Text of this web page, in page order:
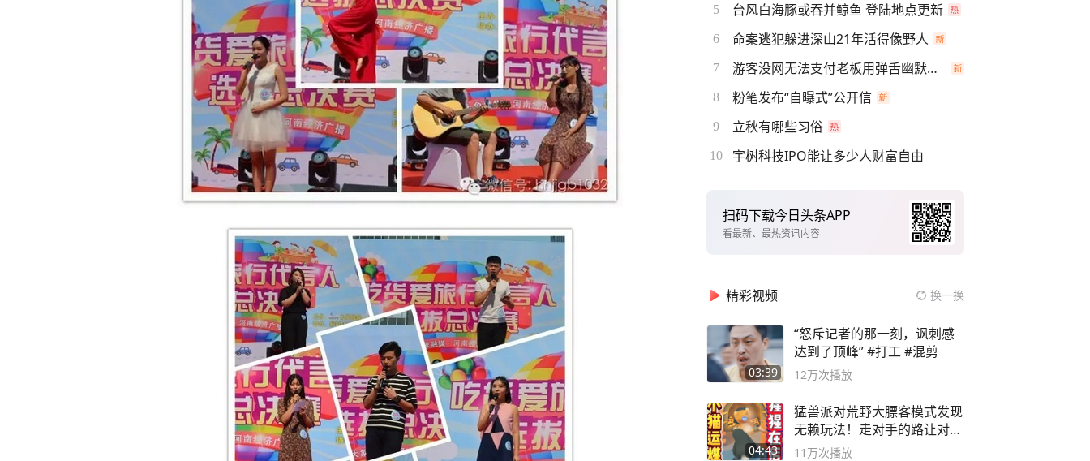
5 台风白海豚或吞并鲸鱼 登陆地点更新
6 命案逃犯躲进深山21年活得像野人
7 游客没网无法支付老板用弹舌幽默化解
8 粉笔发布“自曝式”公开信
9 立秋有哪些习俗
10 宇树科技IPO能让多少人财富自由
扫码下载今日头条APP
看最新、最热资讯内容
精彩视频 换一换
03:39
“怒斥记者的那一刻，讽刺感
达到了顶峰” #打工 #混剪
12万次播放
04:43
猛兽派对荒野大膘客模式发现
无赖玩法！走对手的路让对手
无路可走
11万次播放